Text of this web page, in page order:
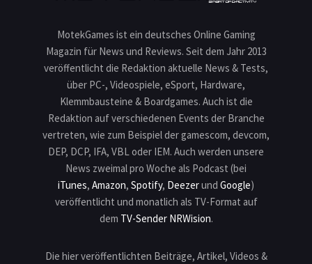
MotekGames ist ein deutsches Online Gaming
Magazin für News und Reviews. Seit dem Jahr 2013
veröffentlicht die Redaktion aktuelle News & Tests,
über PC-, Videospiele, eSport, Hardware,
Klemmbausteine & Boardgames. Auch ist die
Redaktion auf verschiedenen Events der Branche
vertreten, wie zum Beispiel der gamescom, devcom,
DEP, DCP, IFA, VBL oder IEM. Auch werden unsere
News zweimal pro Woche als Podcast (bei
iTunes, Amazon, Spotify, Deezerund Google)
veröffentlicht und monatlich als TV-Format auf
dem TV-Sender NRWision.
Die hier veröffentlichten Beiträge, Artikel, Videos &